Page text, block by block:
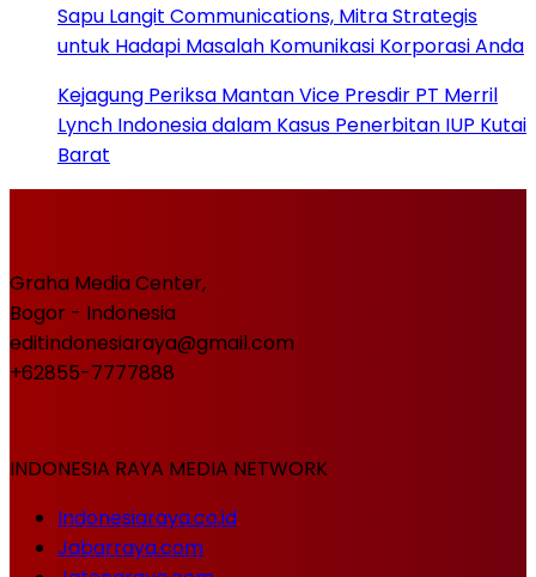
Sapu Langit Communications, Mitra Strategis
untuk Hadapi Masalah Komunikasi Korporasi Anda
Kejagung Periksa Mantan Vice Presdir PT Merril
Lynch Indonesia dalam Kasus Penerbitan IUP Kutai
Barat
Graha Media Center,
Bogor - Indonesia
editindonesiaraya@gmail.com
+62855-7777888
INDONESIA RAYA MEDIA NETWORK
Indonesiaraya.co.id
Jabarraya.com